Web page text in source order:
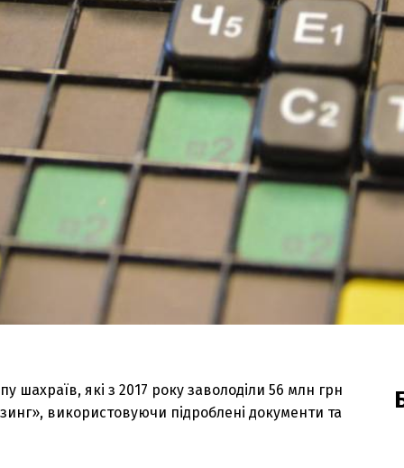
шахраїв, які з 2017 року заволоділи 56 млн грн
використовуючи підроблені документи та